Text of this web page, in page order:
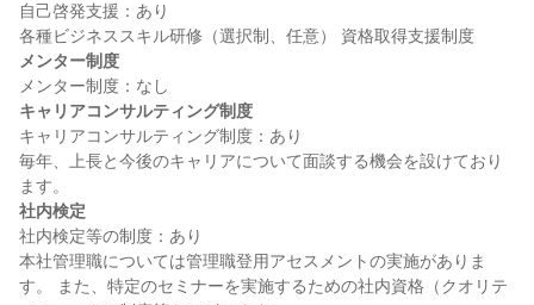
自己啓発支援：あり
メンター制度
キャリアコンサルティング制度
キャリアコンサルティング制度：あり
毎年、上長と今後のキャリアについて面談する機会を設けており
社内検定
社内検定等の制度：あり
本社管理職については管理職登用アセスメントの実施がありま
す。 また、特定のセミナーを実施するための社内資格（クオリテ